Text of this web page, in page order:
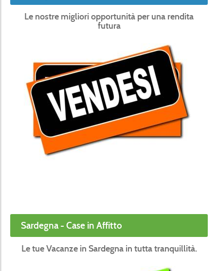
Le nostre migliori opportunità per una rendita
futura
Sardegna - Case in Affitto
Le tue Vacanze in Sardegna in tutta tranquillità.